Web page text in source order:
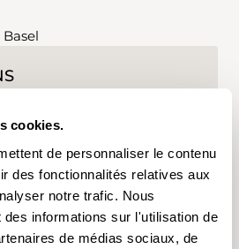
cookies.
de personnaliser le contenu
des fonctionnalités relatives aux
notre trafic. Nous
des informations sur l'utilisation de
de médias sociaux, de